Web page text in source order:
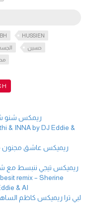
HUSSIEN
حسين
ريمكس شنو
& INNA by DJ Eddie &
ريميكس عاشق مجنون
ريميكس تيجي ننبسط مع
& AI
لبي ترا ريميكس كاظم